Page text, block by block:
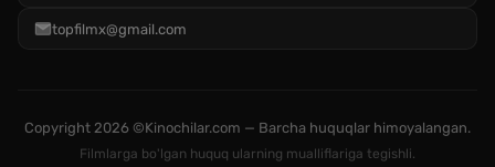
topfilmx@gmail.com
Copyright 2026 ©Kinochilar.com — Barcha huquqlar himoyalangan.
Filmlarga bo'lgan huquq ularning mualliflariga tegishli.